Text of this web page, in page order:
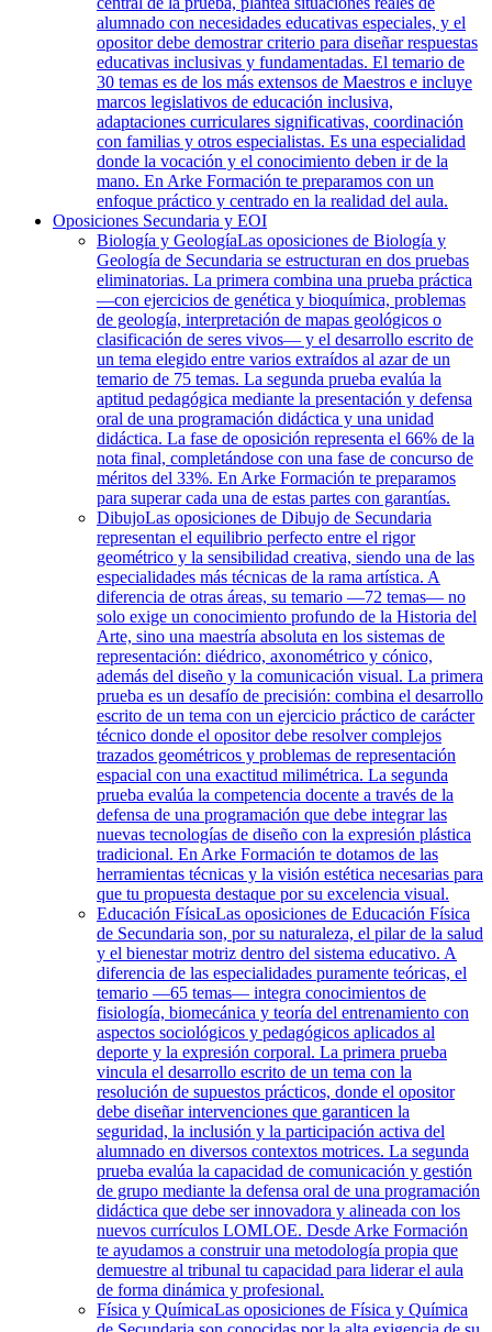
alumnado con necesidades educativas especiales, y el
opositor debe demostrar criterio para diseñar respuestas
educativas inclusivas y fundamentadas. El temario de
30 temas es de los más extensos de Maestros e incluye
marcos legislativos de educación inclusiva,
adaptaciones curriculares significativas, coordinación
con familias y otros especialistas. Es una especialidad
donde la vocación y el conocimiento deben ir de la
mano. En Arke Formación te preparamos con un
enfoque práctico y centrado en la realidad del aula.
Oposiciones Secundaria y EOI
Biología y GeologíaLas oposiciones de Biología y
Geología de Secundaria se estructuran en dos pruebas
eliminatorias. La primera combina una prueba práctica
—con ejercicios de genética y bioquímica, problemas
de geología, interpretación de mapas geológicos o
clasificación de seres vivos— y el desarrollo escrito de
un tema elegido entre varios extraídos al azar de un
temario de 75 temas. La segunda prueba evalúa la
aptitud pedagógica mediante la presentación y defensa
oral de una programación didáctica y una unidad
didáctica. La fase de oposición representa el 66% de la
nota final, completándose con una fase de concurso de
méritos del 33%. En Arke Formación te preparamos
para superar cada una de estas partes con garantías.
DibujoLas oposiciones de Dibujo de Secundaria
representan el equilibrio perfecto entre el rigor
geométrico y la sensibilidad creativa, siendo una de las
especialidades más técnicas de la rama artística. A
diferencia de otras áreas, su temario —72 temas— no
solo exige un conocimiento profundo de la Historia del
Arte, sino una maestría absoluta en los sistemas de
representación: diédrico, axonométrico y cónico,
además del diseño y la comunicación visual. La primera
prueba es un desafío de precisión: combina el desarrollo
escrito de un tema con un ejercicio práctico de carácter
técnico donde el opositor debe resolver complejos
trazados geométricos y problemas de representación
espacial con una exactitud milimétrica. La segunda
prueba evalúa la competencia docente a través de la
defensa de una programación que debe integrar las
nuevas tecnologías de diseño con la expresión plástica
tradicional. En Arke Formación te dotamos de las
herramientas técnicas y la visión estética necesarias para
que tu propuesta destaque por su excelencia visual.
Educación FísicaLas oposiciones de Educación Física
de Secundaria son, por su naturaleza, el pilar de la salud
y el bienestar motriz dentro del sistema educativo. A
diferencia de las especialidades puramente teóricas, el
temario —65 temas— integra conocimientos de
fisiología, biomecánica y teoría del entrenamiento con
aspectos sociológicos y pedagógicos aplicados al
deporte y la expresión corporal. La primera prueba
vincula el desarrollo escrito de un tema con la
resolución de supuestos prácticos, donde el opositor
debe diseñar intervenciones que garanticen la
seguridad, la inclusión y la participación activa del
alumnado en diversos contextos motrices. La segunda
prueba evalúa la capacidad de comunicación y gestión
de grupo mediante la defensa oral de una programación
didáctica que debe ser innovadora y alineada con los
nuevos currículos LOMLOE. Desde Arke Formación
te ayudamos a construir una metodología propia que
demuestre al tribunal tu capacidad para liderar el aula
de forma dinámica y profesional.
Física y QuímicaLas oposiciones de Física y Química